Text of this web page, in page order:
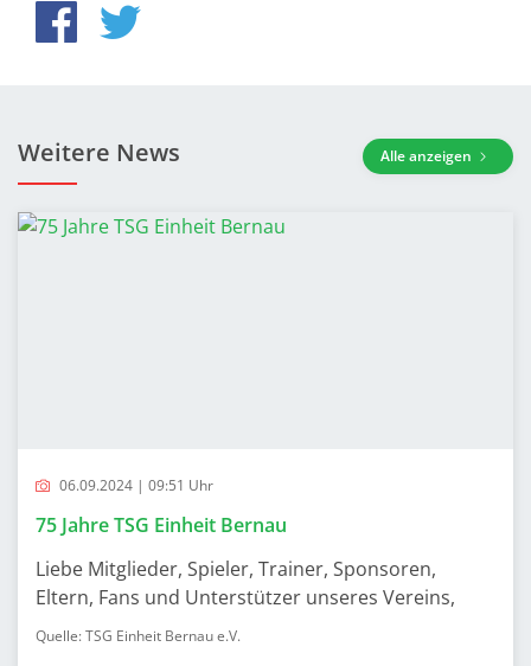
Weitere News Alle anzeigen
06.09.2024 | 09:51 Uhr
75 Jahre TSG Einheit Bernau
Liebe Mitglieder, Spieler, Trainer, Sponsoren,
Eltern, Fans und Unterstützer unseres Vereins,
Quelle: TSG Einheit Bernau e.V.